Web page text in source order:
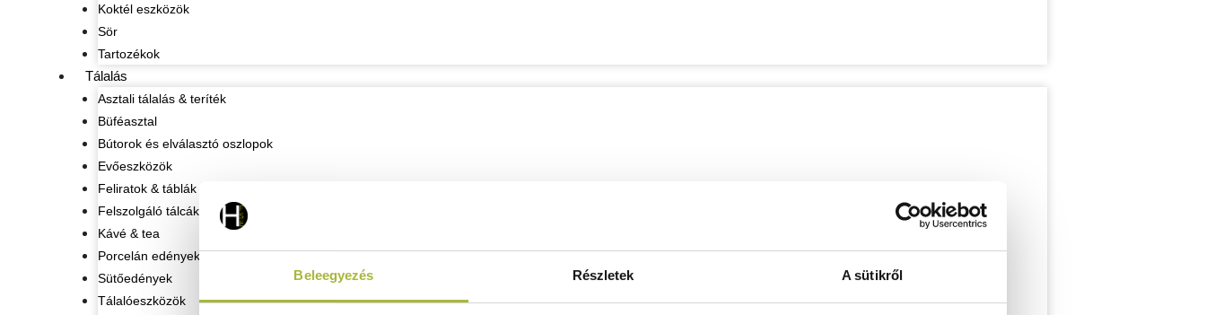
Beleegyezés Részletek A sütikről
Koktél eszközök
Sör
Tartozékok
Tálalás
Asztali tálalás & teríték
Büféasztal
Bútorok és elválasztó oszlopok
Evőeszközök
Feliratok & táblák
Felszolgáló tálcák
Kávé & tea
Porcelán edények
Sütőedények
Tálalóeszközök